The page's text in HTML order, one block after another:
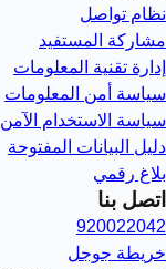
نظام تواصل
مشاركة المستفيد
إدارة تقنية المعلومات
سياسة أمن المعلومات
سياسة الاستخدام الآمن
دليل البيانات المفتوحة
بلاغ رقمي
اتصل بنا
920022042
خريطة جوجل